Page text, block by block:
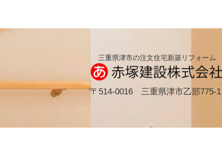
三重県津市の注文住宅新築リフォーム
〒514-0016 三重県津市乙部775-1